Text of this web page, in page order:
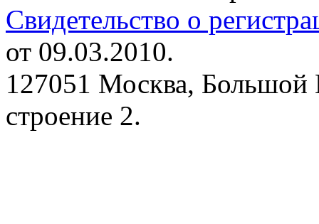
Свидетельство о
от 09.03.2010.
127051 Москва, Большой
строение 2.